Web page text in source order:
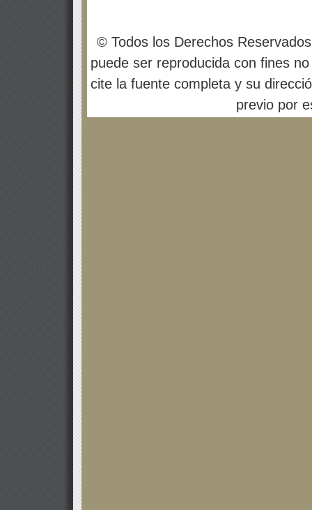
© Todos los Derechos
puede ser reproducida con fines
cite la fuente completa y su
previo por